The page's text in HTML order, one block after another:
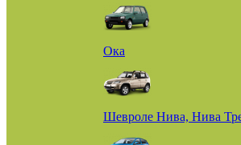
Ока
Шевроле Нива, Нива